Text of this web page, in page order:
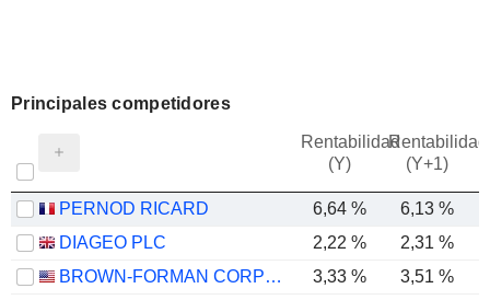
Principales competidores
Rentabilidad
(Y)
Rentabilidad
(Y+1)
PERNOD RICARD 6,64 %
6,13 %
DIAGEO PLC
2,22 % 2,31 %
BROWN-FORMAN CORPORATION
3,33 %
3,51 %